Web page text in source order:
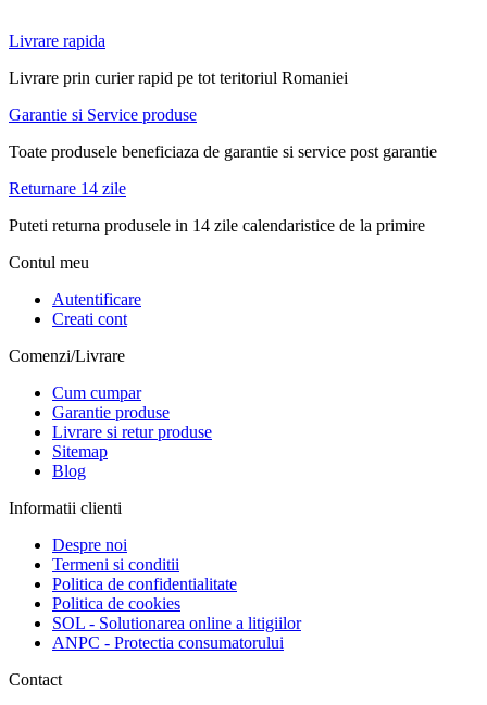
Livrare rapida
Livrare prin curier rapid pe tot teritoriul Romaniei
Garantie si Service produse
Toate produsele beneficiaza de garantie si service post garantie
Returnare 14 zile
Puteti returna produsele in 14 zile calendaristice de la primire
Contul meu
Autentificare
Creati cont
Comenzi/Livrare
Cum cumpar
Garantie produse
Livrare si retur produse
Sitemap
Blog
Informatii clienti
Despre noi
Termeni si conditii
Politica de confidentialitate
Politica de cookies
SOL - Solutionarea online a litigiilor
ANPC - Protectia consumatorului
Contact